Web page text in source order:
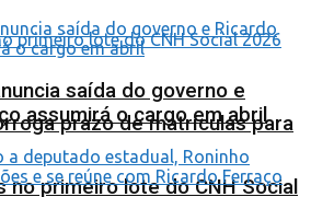
prazo de matrículas para
no primeiro lote do CNH Social
saída do governo e
assumirá o cargo em abril